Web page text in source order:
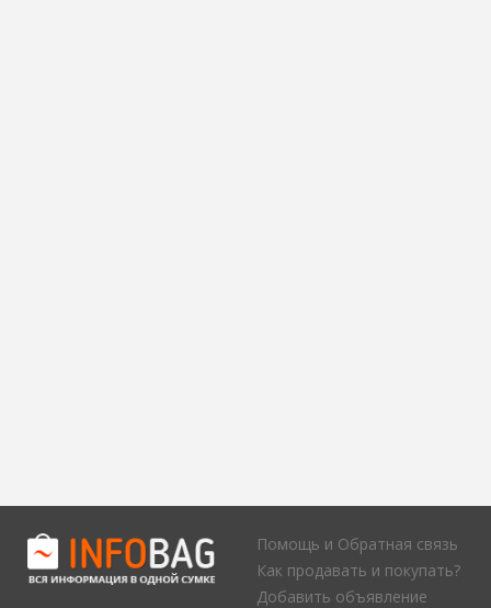
Помощь и Обратная связь
Как продавать и покупать?
Добавить объявление